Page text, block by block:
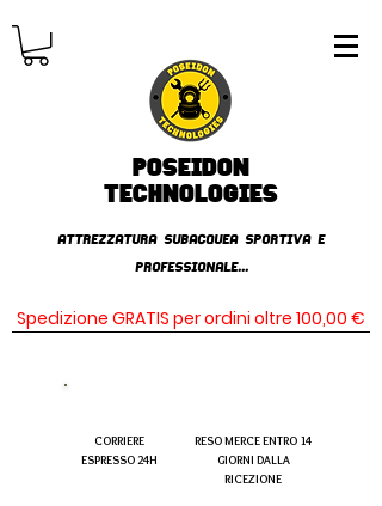
Poseidon
TECHNOLOGIES
AttrezzaturA subacqueA SPORTIVA E
PROFESSIONALE...
Spedizione GRATIS per ordini oltre 100,00 €
CORRIERE
ESPRESSO 24H
RESO MERCE ENTRO 14
GIORNI DALLA
RICEZIONE